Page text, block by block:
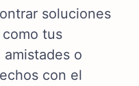
soluciones
tus
o
con el